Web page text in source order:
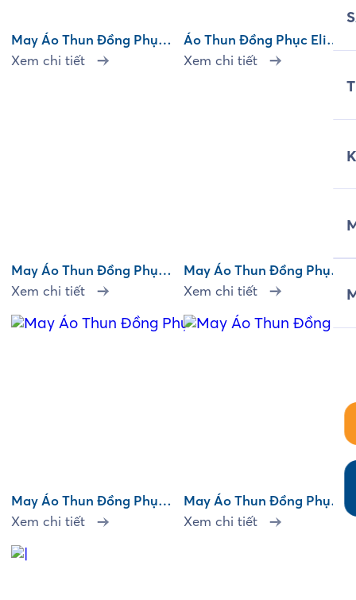
May Áo Thun Đồng Phục
Phượng Hoàng
Xem chi tiết
Áo Thun Đồng Phục Elite
Vacations
Xem chi tiết
May Áo Thun Đồng Phục
LienViet PostBank
Xem chi tiết
May Áo Thun Đồng Phục
Philips
Xem chi tiết
May Áo Thun Đồng Phục
SmartHome
Xem chi tiết
May Áo Thun Đồng Phục
Minh Phương
Xem chi tiết